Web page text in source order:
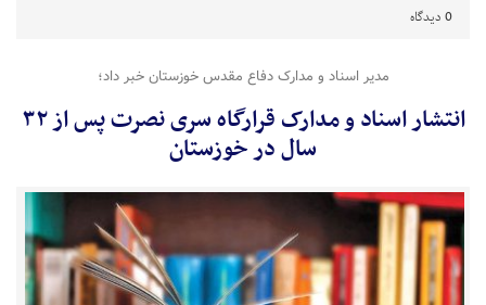
0 دیدگاه
مدیر اسناد و مدارک دفاع مقدس خوزستان خبر داد؛
انتشار اسناد و مدارک قرارگاه سری نصرت پس از ۳۲
سال در خوزستان